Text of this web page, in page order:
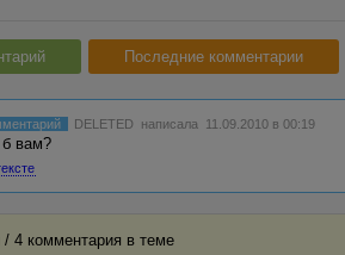
Последние комментарии
DELETED написала 11.09.2010 в 00:19
б вам?
4 комментария в темe